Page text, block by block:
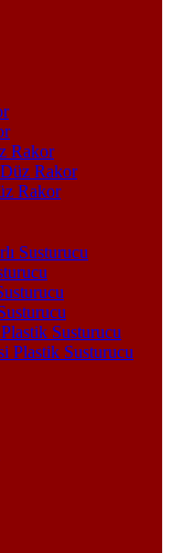
Rakor
Rakor
Rakor
Susturucu
Susturucu
Plastik Susturucu